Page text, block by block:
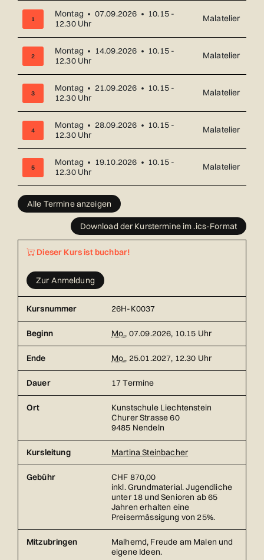
1
Montag • 07.09.2026 • 10.15 -
12.30 Uhr
Malatelier
2
Montag • 14.09.2026 • 10.15 -
12.30 Uhr
Malatelier
3
Montag • 21.09.2026 • 10.15 -
12.30 Uhr
Malatelier
4
Montag • 28.09.2026 • 10.15 -
12.30 Uhr
Malatelier
5
Montag • 19.10.2026 • 10.15 -
12.30 Uhr
Malatelier
Alle Termine anzeigen
Download der Kurstermine im .ics-Format
Dieser Kurs ist buchbar!
Zur Anmeldung
Kursnummer 26H-K0037
Beginn Mo., 07.09.2026, 10.15 Uhr
Ende Mo., 25.01.2027, 12.30 Uhr
Dauer 17 Termine
Ort
Kunstschule Liechtenstein
Churer Strasse 60
9485 Nendeln
Kursleitung Martina Steinbacher
Gebühr
CHF 870,00
inkl. Grundmaterial. Jugendliche
unter 18 und Senioren ab 65
Jahren erhalten eine
Preisermässigung von 25%.
Mitzubringen
Malhemd, Freude am Malen und
eigene Ideen.